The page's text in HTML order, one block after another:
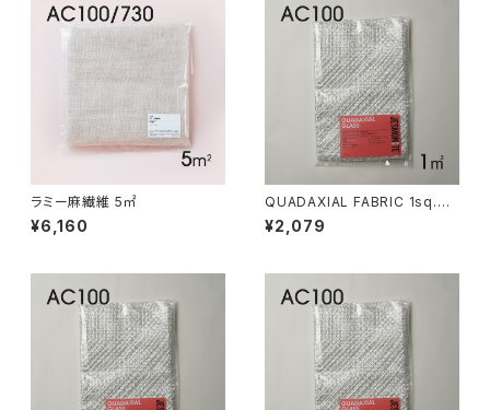
ラミー麻繊維 5㎡
¥6,160
QUADAXIAL FABRIC 1sq.m
（四軸ガラス繊維 1平方m）For
AC100/200
¥2,079